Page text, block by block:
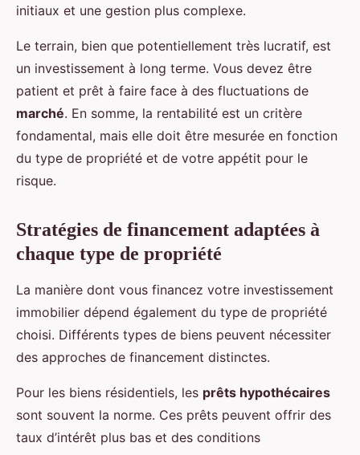
initiaux et une gestion plus complexe.
Le terrain, bien que potentiellement très lucratif, est
un investissement à long terme. Vous devez être
patient et prêt à faire face à des fluctuations de
marché. En somme, la rentabilité est un critère
fondamental, mais elle doit être mesurée en fonction
du type de propriété et de votre appétit pour le
risque.
Stratégies de financement adaptées à
chaque type de propriété
La manière dont vous financez votre investissement
immobilier dépend également du type de propriété
choisi. Différents types de biens peuvent nécessiter
des approches de financement distinctes.
Pour les biens résidentiels, les prêts hypothécaires
sont souvent la norme. Ces prêts peuvent offrir des
taux d’intérêt plus bas et des conditions